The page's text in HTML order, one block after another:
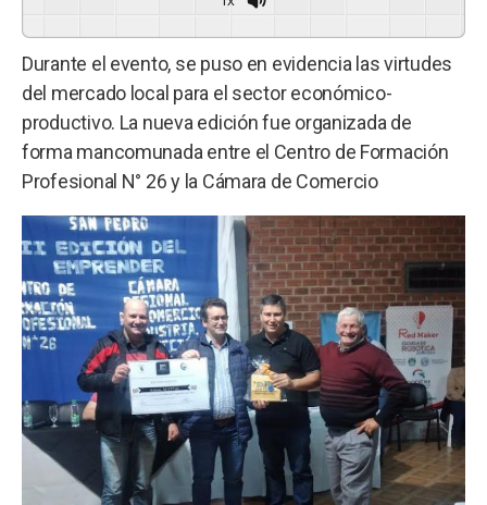
Durante el evento, se puso en evidencia las virtudes
del mercado local para el sector económico-
productivo. La nueva edición fue organizada de
forma mancomunada entre el Centro de Formación
Profesional N° 26 y la Cámara de Comercio